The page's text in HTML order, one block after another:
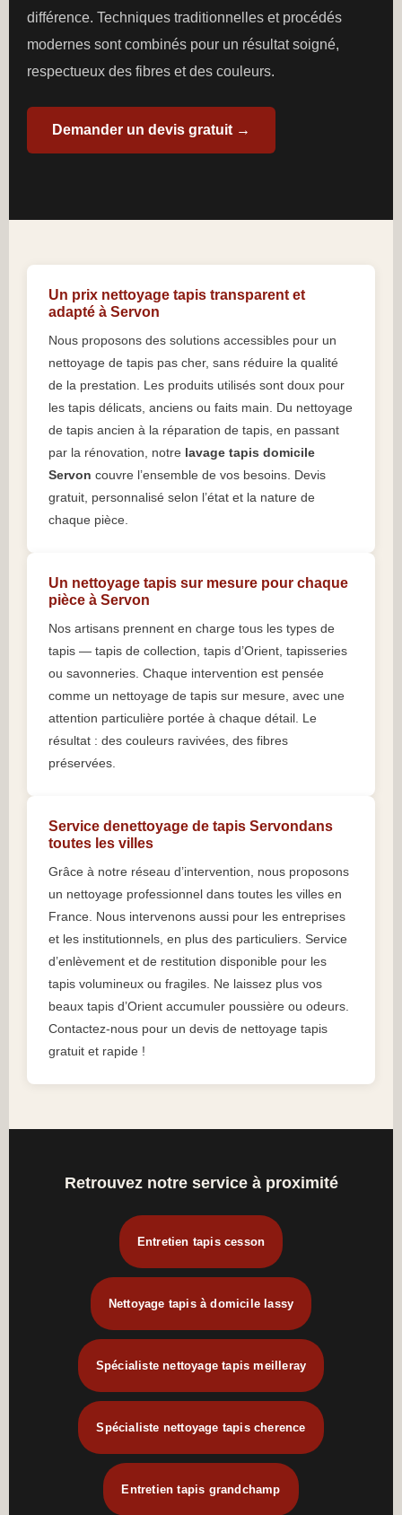
différence. Techniques traditionnelles et procédés
modernes sont combinés pour un résultat soigné,
respectueux des fibres et des couleurs.
Demander un devis gratuit →
Un prix nettoyage tapis transparent et
adapté à Servon
Nous proposons des solutions accessibles pour un
nettoyage de tapis pas cher, sans réduire la qualité
de la prestation. Les produits utilisés sont doux pour
les tapis délicats, anciens ou faits main. Du nettoyage
de tapis ancien à la réparation de tapis, en passant
par la rénovation, notre lavage tapis domicile
Servon couvre l’ensemble de vos besoins. Devis
gratuit, personnalisé selon l’état et la nature de
chaque pièce.
Un nettoyage tapis sur mesure pour chaque
pièce à Servon
Nos artisans prennent en charge tous les types de
tapis — tapis de collection, tapis d’Orient, tapisseries
ou savonneries. Chaque intervention est pensée
comme un nettoyage de tapis sur mesure, avec une
attention particulière portée à chaque détail. Le
résultat : des couleurs ravivées, des fibres
préservées.
Service denettoyage de tapis Servondans
toutes les villes
Grâce à notre réseau d’intervention, nous proposons
un nettoyage professionnel dans toutes les villes en
France. Nous intervenons aussi pour les entreprises
et les institutionnels, en plus des particuliers. Service
d’enlèvement et de restitution disponible pour les
tapis volumineux ou fragiles. Ne laissez plus vos
beaux tapis d’Orient accumuler poussière ou odeurs.
Contactez-nous pour un devis de nettoyage tapis
gratuit et rapide !
Retrouvez notre service à proximité
Entretien tapis cesson
Nettoyage tapis à domicile lassy
Spécialiste nettoyage tapis meilleray
Spécialiste nettoyage tapis cherence
Entretien tapis grandchamp